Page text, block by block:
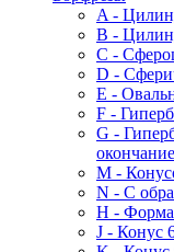
A -
B -
C -
D -
E -
F -
G -
M -
N - С
H -
J - Конус